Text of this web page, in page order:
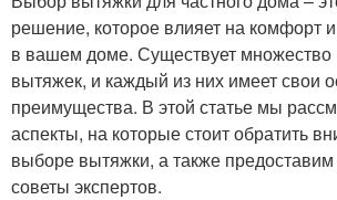
решение, которое влияет на комфорт
в вашем доме. Существует множество
вытяжек, и каждый из них имеет свои
преимущества. В этой статье мы
аспекты, на которые стоит обратить
выборе вытяжки, а также предоставим
советы экспертов.